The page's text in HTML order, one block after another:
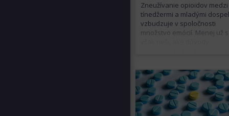
Zneužívanie opioidov medzi
tínedžermi a mladými
vzbudzuje v spoločnosti
množstvo emócií. Menej už